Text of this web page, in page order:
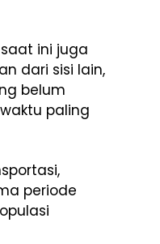
saat ini juga
dari sisi lain,
belum
waktu paling
,
periode